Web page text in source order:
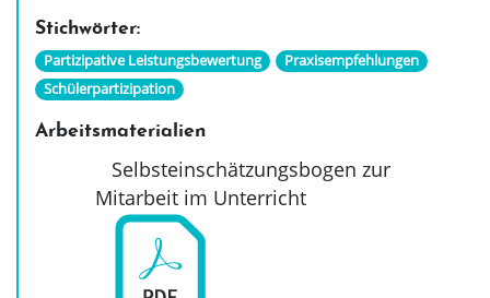
Stichwörter:
Partizipative Leistungsbewertung
Praxisempfehlungen
Schülerpartizipation
Arbeitsmaterialien
Selbsteinschätzungsbogen zur
Mitarbeit im Unterricht